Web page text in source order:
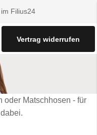
Filius24
Vertrag widerrufen
oder Matschhosen - für